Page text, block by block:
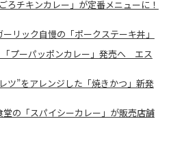
ろチキンカレー」が定番メニューに！
リック自慢の「ポークステーキ丼」
「プーパッポンカレー」発売へ エス
ツ”をアレンジした「焼きかつ」新発
の「スパイシーカレー」が販売店舗